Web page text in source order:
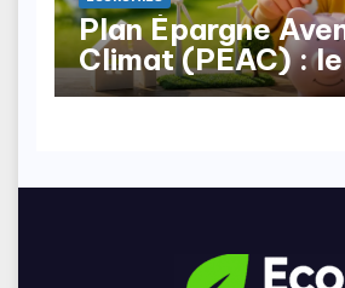
Plan Épargne
Climat (PEAC) : le
nouveau produit